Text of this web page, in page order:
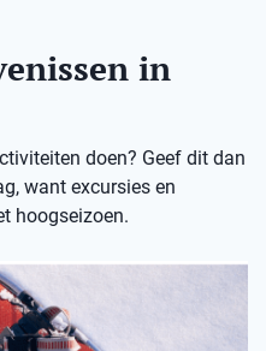
in
doen? Geef dit dan
want excursies en
hoogseizoen.